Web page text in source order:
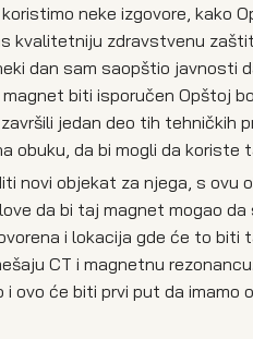
neke izgovore, kako
kvalitetniju zdravstvenu
dan sam saopštio javnosti
biti isporučen Opštoj
jedan deo tih tehničkih
obuku, da bi mogli da koriste
novi objekat za njega, s ovu
da bi taj magnet mogao
i lokacija gde će to
CT i magnetnu
ovo će biti prvi put da imamo